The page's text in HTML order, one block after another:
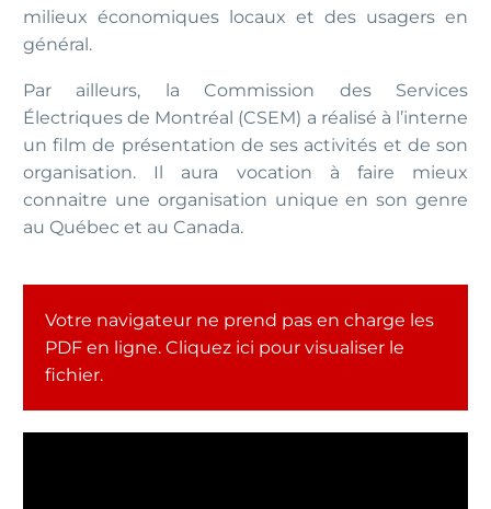
milieux économiques locaux et des usagers en
général.
Par ailleurs, la Commission des Services
Électriques de Montréal (CSEM) a réalisé à l’interne
un film de présentation de ses activités et de son
organisation. Il aura vocation à faire mieux
connaitre une organisation unique en son genre
au Québec et au Canada.
Votre navigateur ne prend pas en charge les
PDF en ligne. Cliquez ici pour visualiser le
fichier.